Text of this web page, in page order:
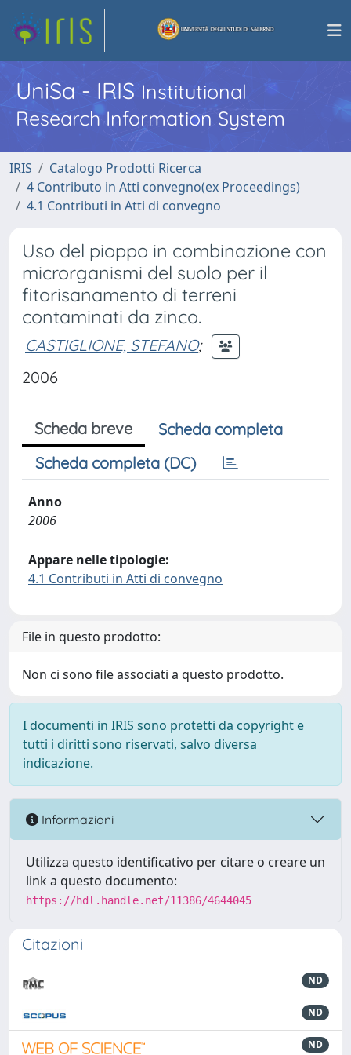
UniSa - IRISInstitutional
Research Information System
IRIS
Catalogo Prodotti Ricerca
4 Contributo in Atti convegno(ex Proceedings)
4.1 Contributi in Atti di convegno
Uso del pioppo in combinazione con
microrganismi del suolo per il
fitorisanamento di terreni
contaminati da zinco.
CASTIGLIONE, STEFANO;
2006
Scheda breve
Scheda completa
Scheda completa (DC)
Anno
2006
Appare nelle tipologie:
4.1 Contributi in Atti di convegno
File in questo prodotto:
Non ci sono file associati a questo prodotto.
I documenti in IRIS sono protetti da copyright e
tutti i diritti sono riservati, salvo diversa
indicazione.
Informazioni
Utilizza questo identificativo per citare o creare un
link a questo documento:
https://hdl.handle.net/11386/4644045
Citazioni
ND
ND
ND